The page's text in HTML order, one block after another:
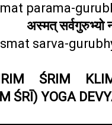
parama-
अस्मत् सर्वगुरुभ्यो
sarva-
ŚRIM
ŚRĪ) YOGA